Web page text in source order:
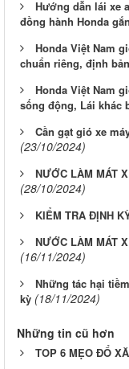
Hướng dẫn lái xe
đồng hành Honda
Honda Việt Nam
chuẩn riêng, định
Honda Việt Nam
sống động, Lái khác
Cần gạt gió xe
(23/10/2024)
NƯỚC LÀM MÁT
(28/10/2024)
KIỂM TRA ĐỊNH
NƯỚC LÀM MÁT
(16/11/2024)
Những tác hại
kỳ (18/11/2024)
Những tin cũ hơn
TOP 6 MẸO ĐỔ